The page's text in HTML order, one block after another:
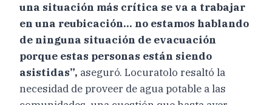
una situación más crítica se va a trabajar
en una reubicación… no estamos hablando
de ninguna situación de evacuación
porque estas personas están siendo
asistidas”, aseguró. Locuratolo resaltó la
necesidad de proveer de agua potable a las